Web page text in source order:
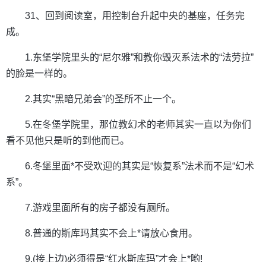
31、回到阅读室，用控制台升起中央的基座，任务完
成。
1.东堡学院里头的“尼尔雅”和教你毁灭系法术的“法劳拉”
的脸是一样的。
2.其实“黑暗兄弟会”的圣所不止一个。
5.在冬堡学院里，那位教幻术的老师其实一直以为你们
看不见他只是听的到他而已。
6.冬堡里面*不受欢迎的其实是“恢复系”法术而不是“幻术
系”。
7.游戏里面所有的房子都没有厕所。
8.普通的斯库玛其实不会上*请放心食用。
9.(接上边)必须得是“红水斯库玛”才会上*哟!